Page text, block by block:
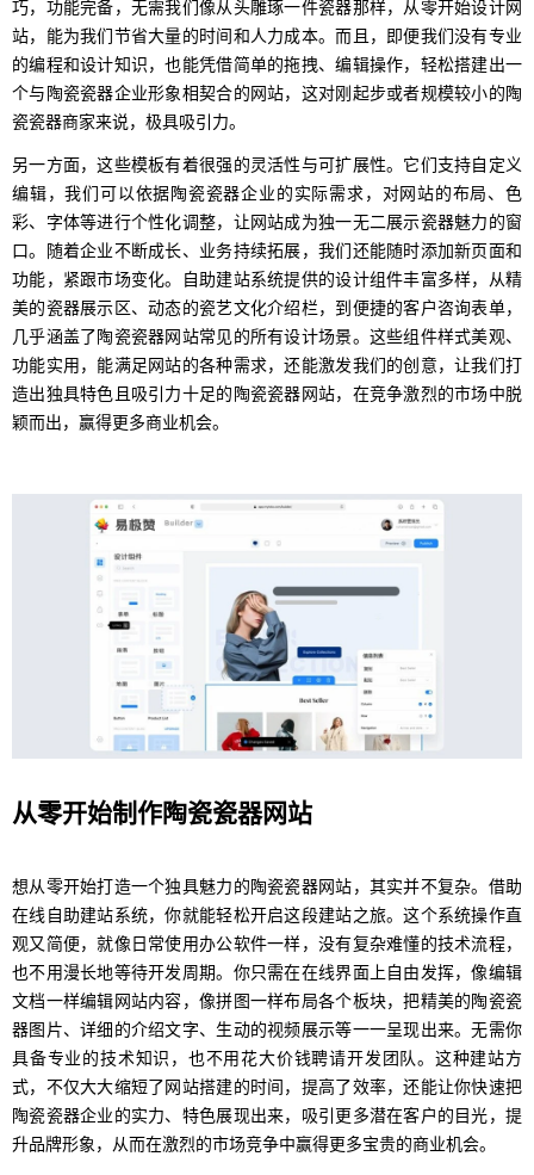
巧，功能完备，无需我们像从头雕琢一件瓷器那样，从零开始设计网
站，能为我们节省大量的时间和人力成本。而且，即便我们没有专业
的编程和设计知识，也能凭借简单的拖拽、编辑操作，轻松搭建出一
个与陶瓷瓷器企业形象相契合的网站，这对刚起步或者规模较小的陶
瓷瓷器商家来说，极具吸引力。
另一方面，这些模板有着很强的灵活性与可扩展性。它们支持自定义
编辑，我们可以依据陶瓷瓷器企业的实际需求，对网站的布局、色
彩、字体等进行个性化调整，让网站成为独一无二展示瓷器魅力的窗
口。随着企业不断成长、业务持续拓展，我们还能随时添加新页面和
功能，紧跟市场变化。自助建站系统提供的设计组件丰富多样，从精
美的瓷器展示区、动态的瓷艺文化介绍栏，到便捷的客户咨询表单，
几乎涵盖了陶瓷瓷器网站常见的所有设计场景。这些组件样式美观、
功能实用，能满足网站的各种需求，还能激发我们的创意，让我们打
造出独具特色且吸引力十足的陶瓷瓷器网站，在竞争激烈的市场中脱
颖而出，赢得更多商业机会。
从零开始制作陶瓷瓷器网站
想从零开始打造一个独具魅力的陶瓷瓷器网站，其实并不复杂。借助
在线自助建站系统，你就能轻松开启这段建站之旅。这个系统操作直
观又简便，就像日常使用办公软件一样，没有复杂难懂的技术流程，
也不用漫长地等待开发周期。你只需在在线界面上自由发挥，像编辑
文档一样编辑网站内容，像拼图一样布局各个板块，把精美的陶瓷瓷
器图片、详细的介绍文字、生动的视频展示等一一呈现出来。无需你
具备专业的技术知识，也不用花大价钱聘请开发团队。这种建站方
式，不仅大大缩短了网站搭建的时间，提高了效率，还能让你快速把
陶瓷瓷器企业的实力、特色展现出来，吸引更多潜在客户的目光，提
升品牌形象，从而在激烈的市场竞争中赢得更多宝贵的商业机会。